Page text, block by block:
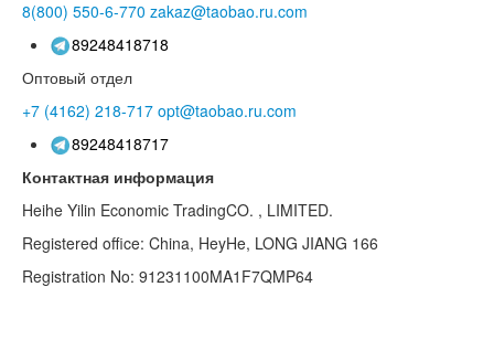
8(800) 550-6-770 zakaz@taobao.ru.com
89248418718
Оптовый отдел
+7 (4162) 218-717 opt@taobao.ru.com
89248418717
Контактная информация
Heihe Yilin Economic TradingCO. , LIMITED.
Registered office: China, HeyHe, LONG JIANG 166
Registration No: 91231100MA1F7QMP64